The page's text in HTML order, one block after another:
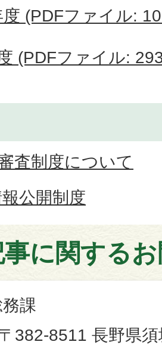
(PDFファイル:
(PDFファイル:
査制度について
公開制度
に関する
課
382-8511 長野県